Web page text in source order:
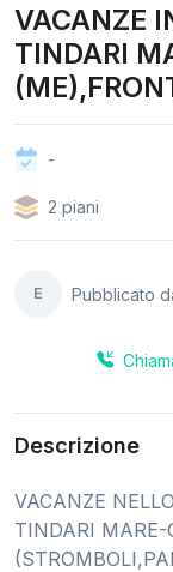
VACANZE
TINDARI
-
2 piani
E Pubblicato
Descrizione
VACANZE
TINDARI MARE-